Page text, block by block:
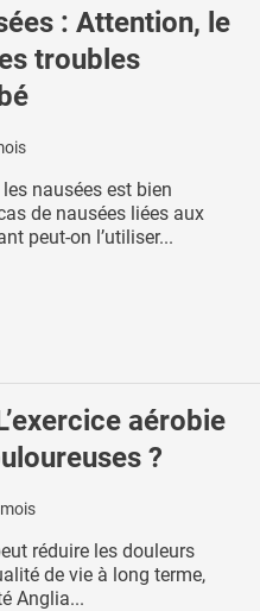
: Attention, le
troubles
nausées est bien
de nausées liées aux
peut-on l’utiliser...
aérobie
?
réduire les douleurs
de vie à long terme,
Anglia...